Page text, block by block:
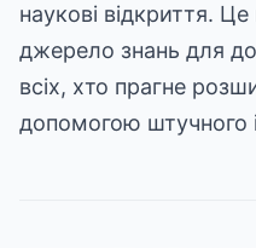
наукові відкриття.
джерело знань для
всіх, хто прагне
допомогою штучного